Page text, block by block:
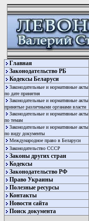
Главная
Законодательство РБ
Кодексы Беларуси
Законодательные и нормативные акты
по дате принятия
Законодательные и нормативные акты
принятые различными органами власти
Законодательные и нормативные акты
по темам
Законодательные и нормативные акты
по виду документы
Международное право в Беларуси
Законодательство СССР
Законы других стран
Кодексы
Законодательство РФ
Право Украины
Полезные ресурсы
Контакты
Новости сайта
Поиск документа